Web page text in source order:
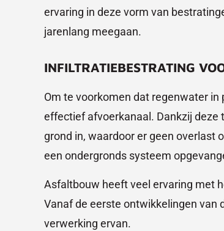
ervaring in deze vorm van
jarenlang meegaan.
INFILTRATIEBESTRATING
Om te voorkomen dat regenwater
effectief afvoerkanaal. Dankzij deze
grond in, waardoor er geen overlast
een ondergronds systeem
Asfaltbouw heeft veel ervaring met
Vanaf de eerste ontwikkelingen van
verwerking ervan.